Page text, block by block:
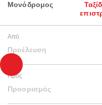
Μονόδρομος
Από
Προέλευση
Προς
Προορισμός